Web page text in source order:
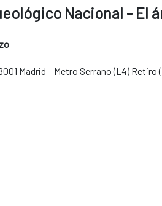
Nacional - El
Madrid – Metro Serrano (L4) Retiro